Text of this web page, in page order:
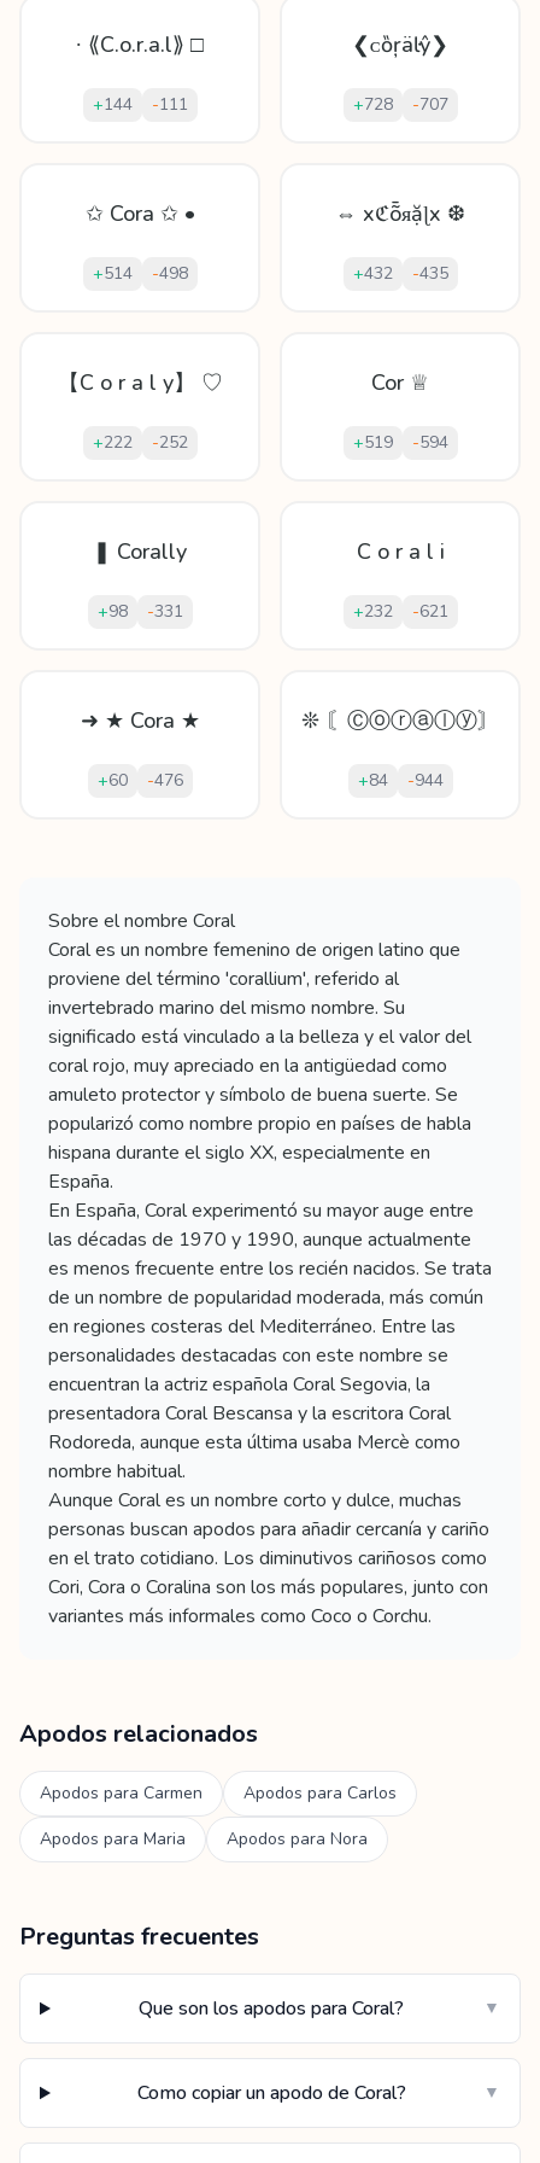
∙ ⟪C.o.r.a.l⟫ □
+144 -111
❮ᴄȍŗäŀŷ❯
+728 -707
✩ Cora ✩ •
+514 -498
⇔ xℭȭᴙặɭx ❆
+432 -435
【C o r a l y】 ♡
+222 -252
Cor ♕
+519 -594
❚ Corally
+98 -331
C o r a l i
+232 -621
➜ ★ Cora ★
+60 -476
❊ 〘Ⓒⓞⓡⓐⓛⓨ〙
+84 -944
Sobre el nombre Coral
Coral es un nombre femenino de origen latino que
proviene del término 'corallium', referido al
invertebrado marino del mismo nombre. Su
significado está vinculado a la belleza y el valor del
coral rojo, muy apreciado en la antigüedad como
amuleto protector y símbolo de buena suerte. Se
popularizó como nombre propio en países de habla
hispana durante el siglo XX, especialmente en
España.
En España, Coral experimentó su mayor auge entre
las décadas de 1970 y 1990, aunque actualmente
es menos frecuente entre los recién nacidos. Se trata
de un nombre de popularidad moderada, más común
en regiones costeras del Mediterráneo. Entre las
personalidades destacadas con este nombre se
encuentran la actriz española Coral Segovia, la
presentadora Coral Bescansa y la escritora Coral
Rodoreda, aunque esta última usaba Mercè como
nombre habitual.
Aunque Coral es un nombre corto y dulce, muchas
personas buscan apodos para añadir cercanía y cariño
en el trato cotidiano. Los diminutivos cariñosos como
Cori, Cora o Coralina son los más populares, junto con
variantes más informales como Coco o Corchu.
Apodos relacionados
Apodos para Carmen Apodos para Carlos
Apodos para Maria Apodos para Nora
Preguntas frecuentes
Que son los apodos para Coral? ▼
Como copiar un apodo de Coral? ▼